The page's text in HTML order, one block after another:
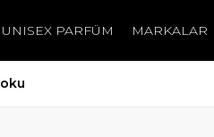
UNISEX PARFÜM MARKALAR